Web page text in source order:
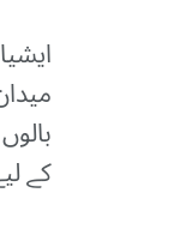
کے